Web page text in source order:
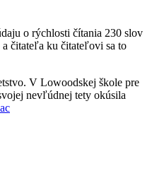
o rýchlosti čítania 230 slov
čitateľa ku čitateľovi sa to
V Lowoodskej škole pre
nevľúdnej tety okúsila